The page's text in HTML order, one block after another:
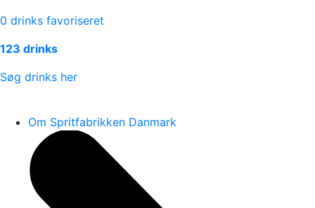
0 drinks favoriseret
123 drinks
Søg drinks her
Om Spritfabrikken Danmark